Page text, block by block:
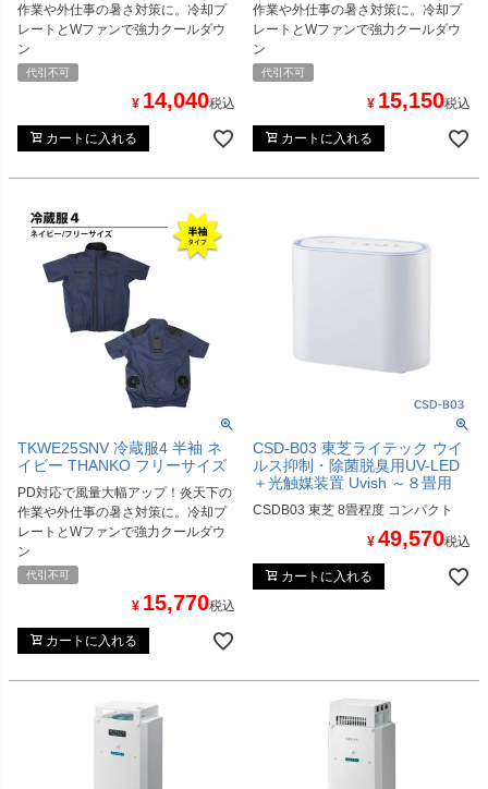
作業や外仕事の暑さ対策に。冷却プ
レートとWファンで強力クールダウ
ン
代引不可
¥ 14,040税込
カートに入れる
作業や外仕事の暑さ対策に。冷却プ
レートとWファンで強力クールダウ
ン
代引不可
¥ 15,150税込
カートに入れる
TKWE25SNV 冷蔵服4 半袖 ネ
イビー THANKO フリーサイズ
PD対応で風量大幅アップ！炎天下の
作業や外仕事の暑さ対策に。冷却プ
レートとWファンで強力クールダウ
ン
代引不可
¥ 15,770税込
カートに入れる
CSD-B03 東芝ライテック ウイ
ルス抑制・除菌脱臭用UV-LED
＋光触媒装置 Uvish ～８畳用
CSDB03 東芝 8畳程度 コンパクト
¥ 49,570税込
カートに入れる